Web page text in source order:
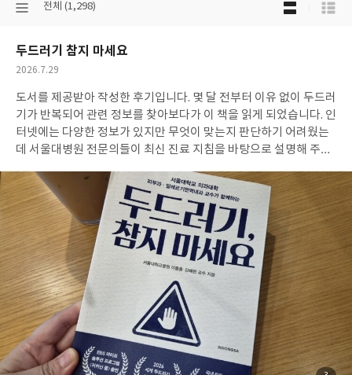
선
분
류
전체 (1,298)
두드러기 참지 마세요
작
일
2026.7.29
도서를 제공받아 작성한 후기입니다. 몇 달 전부터 이유 없이 두드러
기가 반복되어 관련 정보를 찾아보다가 이 책을 읽게 되었습니다. 인
터넷에는 다양한 정보가 있지만 무엇이 맞는지 판단하기 어려웠는
데 서울대병원 전문의들이 최신 진료 지침을 바탕으로 설명해 주어
문만은 아니라는 점과 비만세포, 히스타민 등 몸속에서 일어나는 과
정을 쉽게 설명해 준 부분이 인상적이었습니다. 또한 병원 진료 시
도움이 되는 팁, 다양한 두드러기 유형, 생활 속 관리법, 최신 치료
방법까지 체계적으로 정리되어 있어 궁금했던 내용을 한 번에 이해
할 수 있었습니다. 두드러기를 단순히 참고 견디는 질환이 아니라 정
확한 진단과 적절한 치료를 통해 충분히 관리할 수 있다는 점도 큰
도움이 되었습니다. 반복되는 두드러기로 걱정이 많거나 정확한 정
보를 찾고 있는 분들에게 추천합니다.